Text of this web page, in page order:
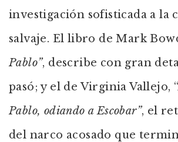
investigación sofisticada a la
salvaje. El libro de Mark
Pablo”, describe con gran
pasó; y el de Virginia Vallejo,
Pablo, odiando a Escobar”, el
del narco acosado que